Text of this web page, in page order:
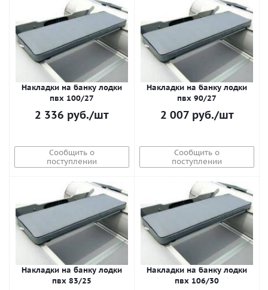
Накладки на банку лодки
пвх 100/27
2 336 руб./шт
Сообщить о
поступлении
Накладки на банку лодки
пвх 90/27
2 007руб./шт
Сообщить о
поступлении
Накладки на банку лодки
пвх 83/25
Накладки на банку лодки
пвх 106/30